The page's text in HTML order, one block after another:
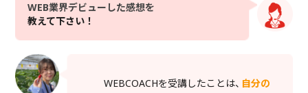
WEB業界デビューした感想を
教えて下さい！
WEBCOACHを受講したことは、自分の